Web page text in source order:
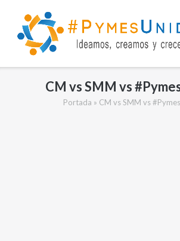
contenido
CM vs SMM vs
Portada » CM vs SMM vs